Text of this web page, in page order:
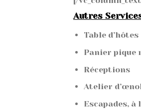
Autres
Table d’hôtes
Panier pique
Réceptions
Atelier
Escapades, à